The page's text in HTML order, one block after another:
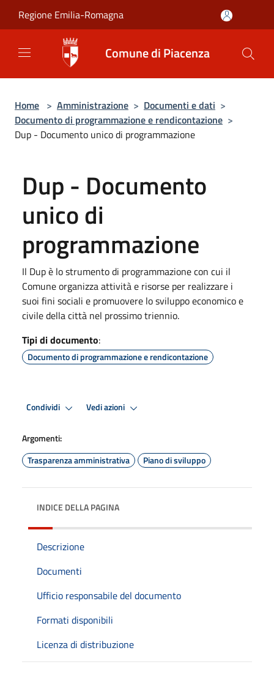
Regione Emilia-Romagna
Comune di Piacenza
Home > Amministrazione > Documenti e dati >
Documento di programmazione e rendicontazione >
Dup - Documento unico di programmazione
Dup - Documento
unico di
programmazione
Il Dup è lo strumento di programmazione con cui il
Comune organizza attività e risorse per realizzare i
suoi fini sociali e promuovere lo sviluppo economico e
civile della città nel prossimo triennio.
Tipi di documento:
Documento di programmazione e rendicontazione
Condividi Vedi azioni
Argomenti:
Trasparenza amministrativa
Piano di sviluppo
INDICE DELLA PAGINA
Descrizione
Documenti
Ufficio responsabile del documento
Formati disponibili
Licenza di distribuzione